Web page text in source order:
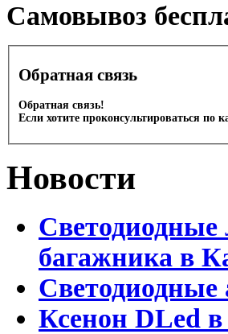
Cамовывоз
Обратная связь
Обратная связь!
Если хотите проконсультироваться
Новости
Светодиодные
багажника в
Светодиодные
Ксенон DLed